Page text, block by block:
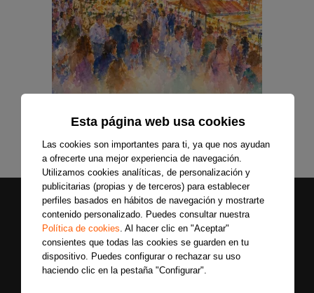
Esta página web usa cookies
Las cookies son importantes para ti, ya que nos ayudan
a ofrecerte una mejor experiencia de navegación.
Utilizamos cookies analíticas, de personalización y
publicitarias (propias y de terceros) para establecer
perfiles basados en hábitos de navegación y mostrarte
contenido personalizado. Puedes consultar nuestra
Política de cookies. Al hacer clic en "Aceptar"
consientes que todas las cookies se guarden en tu
dispositivo. Puedes configurar o rechazar su uso
haciendo clic en la pestaña "Configurar".